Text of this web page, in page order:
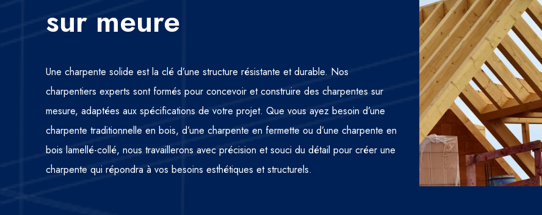
sur meure
Une charpente solide est la clé d’une structure résistante et durable. Nos
charpentiers experts sont formés pour concevoir et construire des charpentes sur
mesure, adaptées aux spécifications de votre projet. Que vous ayez besoin d’une
charpente traditionnelle en bois, d’une charpente en fermette ou d’une charpente en
bois lamellé-collé, nous travaillerons avec précision et souci du détail pour créer une
charpente qui répondra à vos besoins esthétiques et structurels.